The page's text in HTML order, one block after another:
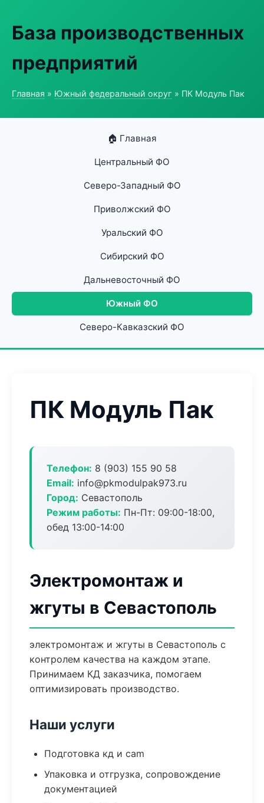
База производственных
предприятий
Главная » Южный федеральный округ » ПК Модуль Пак
🏠 Главная
Центральный ФО
Северо-Западный ФО
Приволжский ФО
Уральский ФО
Сибирский ФО
Дальневосточный ФО
Южный ФО
Северо-Кавказский ФО
ПК Модуль Пак
Телефон: 8 (903) 155 90 58
Email: info@pkmodulpak973.ru
Город: Севастополь
Режим работы: Пн-Пт: 09:00-18:00,
обед 13:00-14:00
Электромонтаж и
жгуты в Севастополь
электромонтаж и жгуты в Севастополь с
контролем качества на каждом этапе.
Принимаем КД заказчика, помогаем
оптимизировать производство.
Наши услуги
Подготовка кд и cam
Упаковка и отгрузка, сопровождение
документацией